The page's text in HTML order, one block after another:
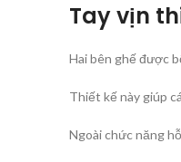
Tay vịn
Hai bên ghế được
Thiết kế này giúp
Ngoài chức năng